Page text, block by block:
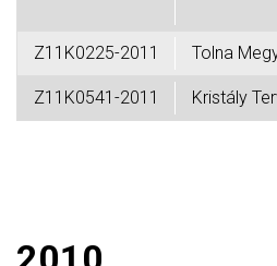
Z11K0225-2011 Tolna
Z11K0541-2011 Kristály